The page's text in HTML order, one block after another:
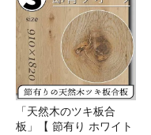
「天然木のツキ板合
板」【 節有り ホワイト